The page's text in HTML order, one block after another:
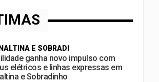
E SOBRADI
ganha novo impulso com
elétricos e linhas expressas em
e Sobradinho